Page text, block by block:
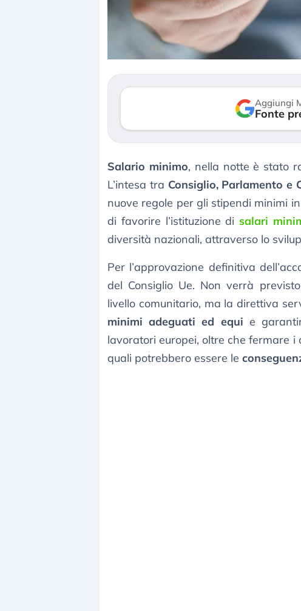
Aggiungi
Fonte
Salario minimo, nella notte è stato
L’intesa tra Consiglio, Parlamento e
nuove regole per gli stipendi minimi
di favorire l’istituzione di salari
diversità nazionali, attraverso lo
Per l’approvazione definitiva
del Consiglio Ue. Non verrà
livello comunitario, ma la direttiva
minimi adeguati ed equi e
lavoratori europei, oltre che fermare
quali potrebbero essere le
Dalle valutazioni estreme alla
correzione. Cosa sta
repricing degli asset?
mostrando segni di
verso le (…)